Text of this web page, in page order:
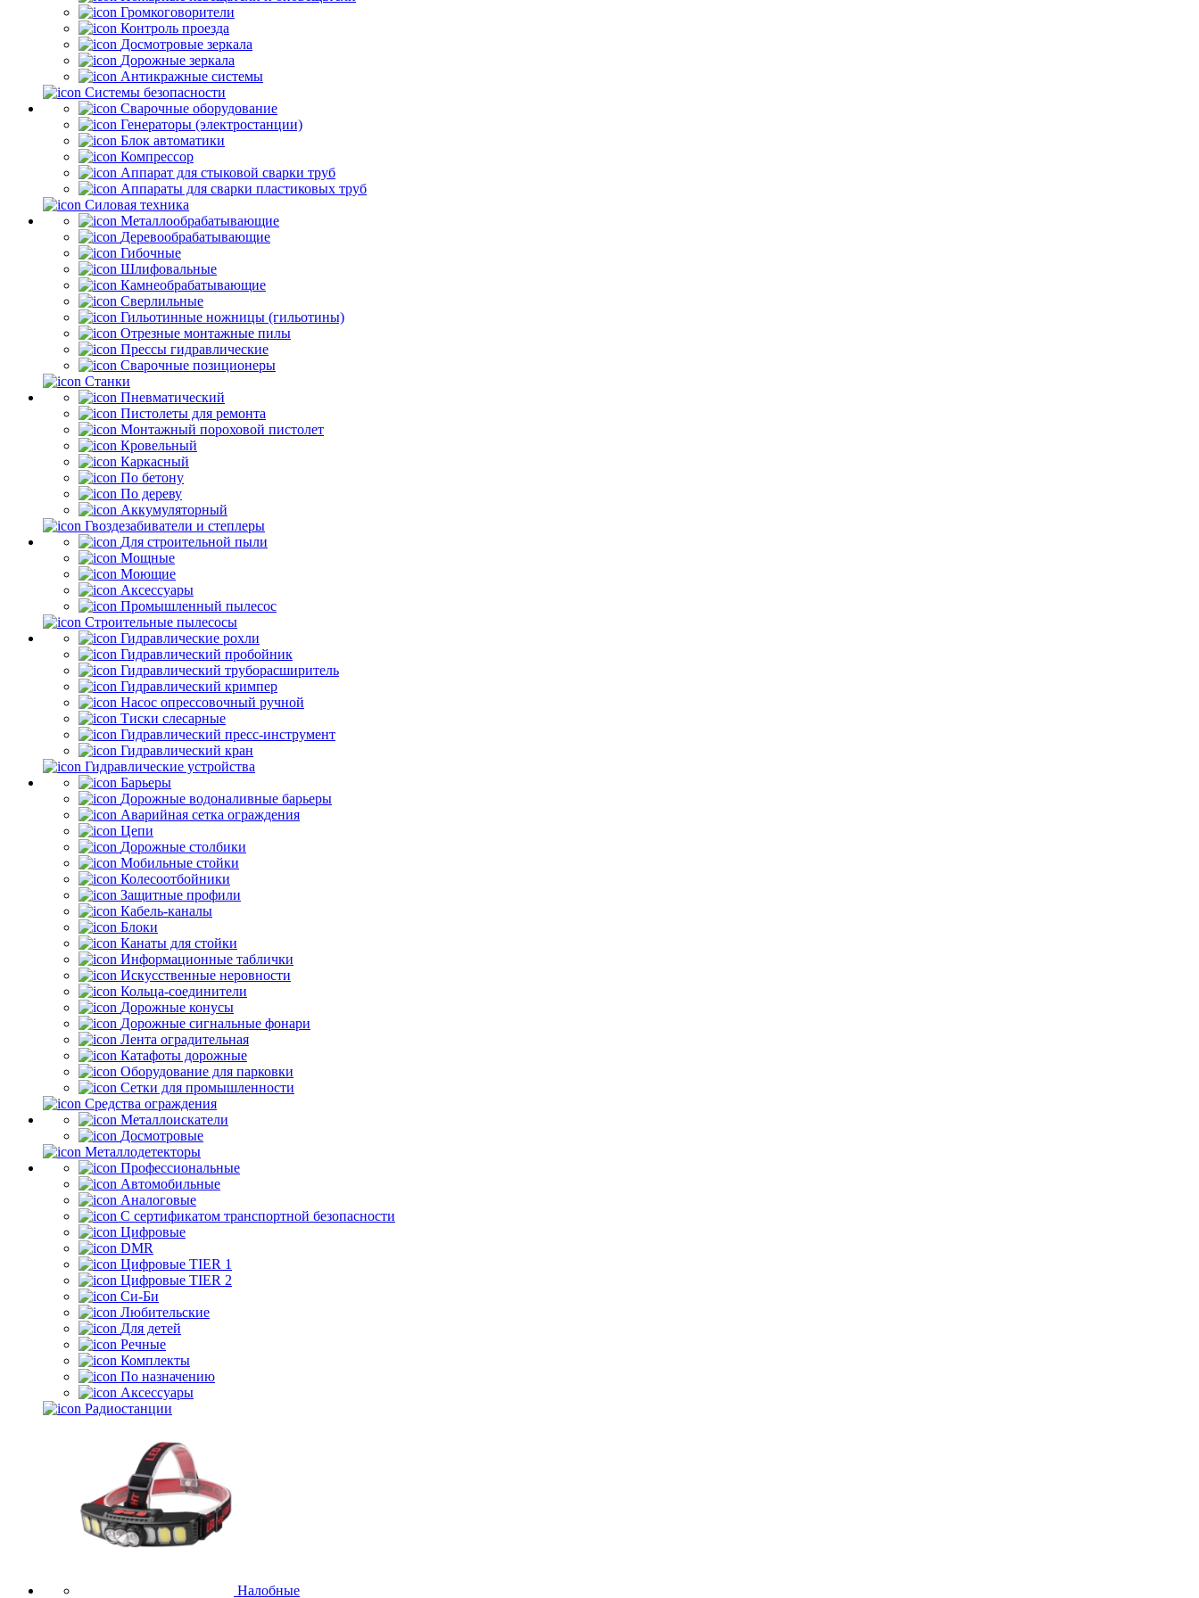
Громкоговорители
Контроль проезда
Досмотровые зеркала
Дорожные зеркала
Антикражные системы
Системы безопасности
Сварочные оборудование
Генераторы (электростанции)
Блок автоматики
Компрессор
Аппарат для стыковой сварки труб
Аппараты для сварки пластиковых труб
Силовая техника
Металлообрабатывающие
Деревообрабатывающие
Гибочные
Шлифовальные
Камнеобрабатывающие
Сверлильные
Гильотинные ножницы (гильотины)
Отрезные монтажные пилы
Прессы гидравлические
Сварочные позиционеры
Станки
Пневматический
Пистолеты для ремонта
Монтажный пороховой пистолет
Кровельный
Каркасный
По бетону
По дереву
Аккумуляторный
Гвоздезабиватели и степлеры
Для строительной пыли
Мощные
Моющие
Аксессуары
Промышленный пылесос
Строительные пылесосы
Гидравлические рохли
Гидравлический пробойник
Гидравлический труборасширитель
Гидравлический кримпер
Насос опрессовочный ручной
Тиски слесарные
Гидравлический пресс-инструмент
Гидравлический кран
Гидравлические устройства
Барьеры
Дорожные водоналивные барьеры
Аварийная сетка ограждения
Цепи
Дорожные столбики
Мобильные стойки
Колесоотбойники
Защитные профили
Кабель-каналы
Блоки
Канаты для стойки
Информационные таблички
Искусственные неровности
Кольца-соединители
Дорожные конусы
Дорожные сигнальные фонари
Лента оградительная
Катафоты дорожные
Оборудование для парковки
Сетки для промышленности
Средства ограждения
Металлоискатели
Досмотровые
Металлодетекторы
Профессиональные
Автомобильные
Аналоговые
С сертификатом транспортной безопасности
Цифровые
DMR
Цифровые TIER 1
Цифровые TIER 2
Си-Би
Любительские
Для детей
Речные
Комплекты
По назначению
Аксессуары
Радиостанции
Налобные